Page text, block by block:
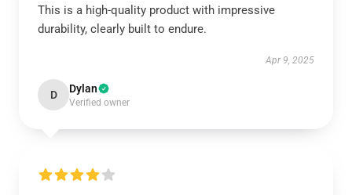
This is a high-quality product with impressive
durability, clearly built to endure.
Apr 9, 2025
D Dylan
Verified owner